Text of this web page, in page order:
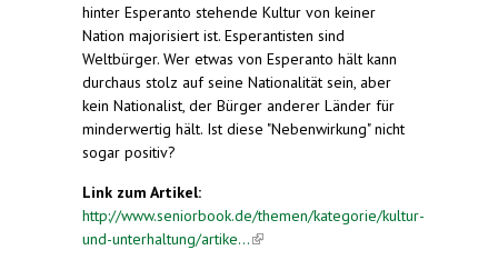
hinter Esperanto stehende Kultur von keiner
Nation majorisiert ist. Esperantisten sind
Weltbürger. Wer etwas von Esperanto hält kann
durchaus stolz auf seine Nationalität sein, aber
kein Nationalist, der Bürger anderer Länder für
minder­wertig hält. Ist diese "Nebenwirkung" nicht
sogar positiv?
Link zum Artikel:
http://www.seniorbook.de/themen/kategorie/kultur-
und-unterhaltung/artike...(link is external)